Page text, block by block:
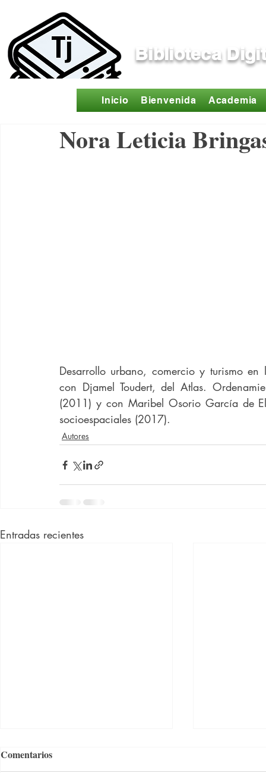
Biblioteca
Inicio Bienvenida Academia
Nora Leticia
Desarrollo urbano, comercio y turismo
con Djamel Toudert, del Atlas.
(2011) y con Maribel Osorio García de
socioespaciales (2017).
Autores
Entradas recientes
Comentarios